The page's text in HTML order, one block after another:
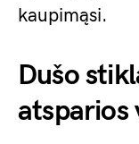
kaupimąsi.
Dušo
atsparios